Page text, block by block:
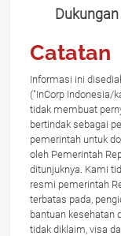
Catatan
Informasi ini
("InCorp Indonesia/
tidak membuat
bertindak sebagai
pemerintah untuk
oleh Pemerintah
ditunjuknya. Kami
resmi pemerintah
terbatas pada,
bantuan kesehatan
tidak diklaim, visa